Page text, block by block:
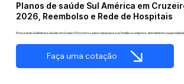
Planos de saúde Sul América em
2026, Reembolso e Rede de Hospitais
Procurando SulAmérica Saúde em Cruzeiro? Encontre o plano ideal para sua família ou empresa. Atendimento
Faça uma cotação